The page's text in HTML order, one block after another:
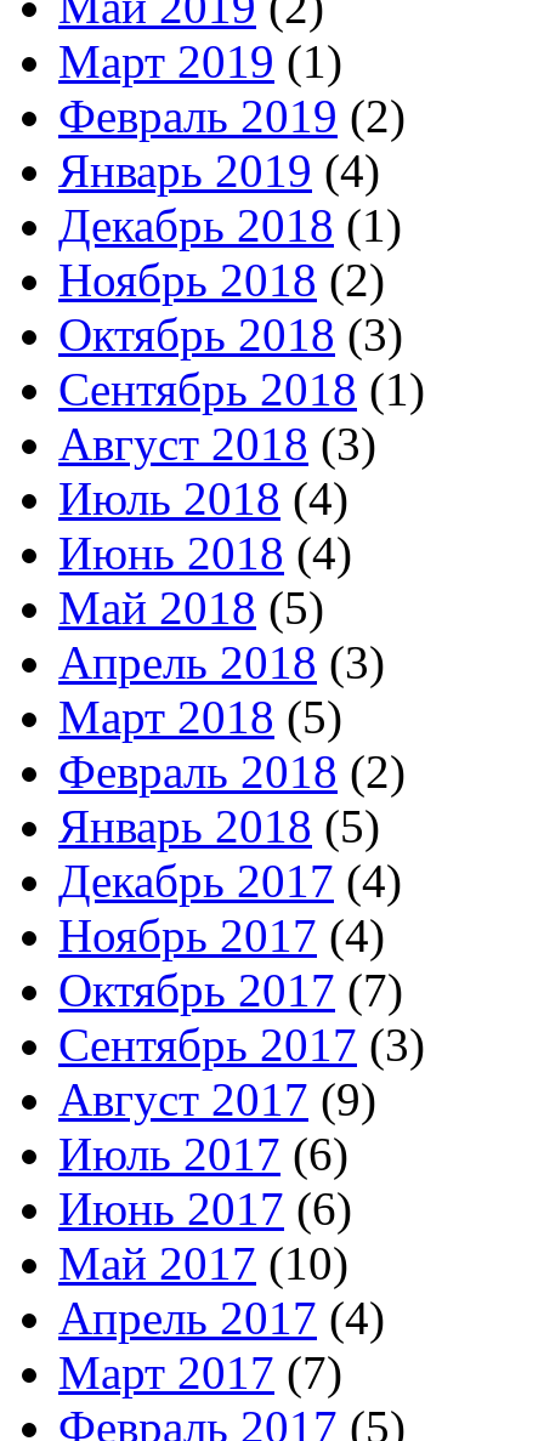
Март 2019 (1)
Февраль 2019 (2)
Январь 2019 (4)
Декабрь 2018 (1)
Ноябрь 2018 (2)
Октябрь 2018 (3)
Сентябрь 2018 (1)
Август 2018 (3)
Июль 2018 (4)
Июнь 2018 (4)
Май 2018 (5)
Апрель 2018 (3)
Март 2018 (5)
Февраль 2018 (2)
Январь 2018 (5)
Декабрь 2017 (4)
Ноябрь 2017 (4)
Октябрь 2017 (7)
Сентябрь 2017 (3)
Август 2017 (9)
Июль 2017 (6)
Июнь 2017 (6)
Май 2017 (10)
Апрель 2017 (4)
Март 2017 (7)
Февраль 2017 (5)